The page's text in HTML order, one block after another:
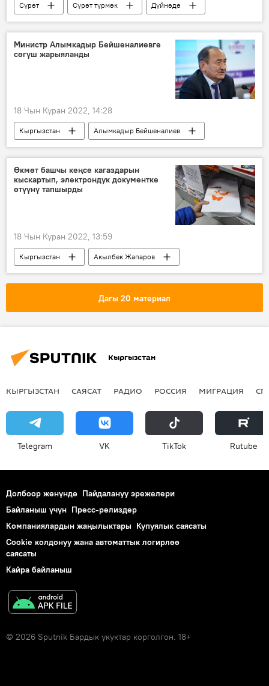
Сүрөт Сүрөт түрмөк
Дүйнөдө
Кыргызстан
апта ирмеми
Россия
Украина
Министр Алымкадыр Бейшеналиевге
сөгүш жарыяланды
18 Чын Куран 2022, 14:28
Кыргызстан
Алымкадыр Бейшеналиев
сөгүш
Министрлер кабинети
Өкмөт башчы кеңсе кагаздарын
кыскартып, электрондук документке
өтүүнү тапшырды
18 Чын Куран 2022, 13:59
Кыргызстан
Акылбек Жапаров
кагаз
электрондук документ
Дагы 20 материал
Кыргызстан
КЫРГЫЗСТАН САЯСАТ РАДИО РОССИЯ МИГРАЦИЯ
Telegram VK ТikТоk Rutube
Долбоор жөнүндө Пайдалануу эрежелери
Байланыш үчүн Пресс-релиздер
Компаниялардын жаңылыктары Купуялык саясаты
Cookie колдонуу жана автоматтык логирлөө
саясаты
Кайра байланыш
© 2026 Sputnik Бардык укуктар корголгон. 18+